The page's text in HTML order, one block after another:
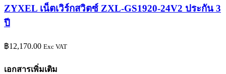
ZYXEL เน็ตเวิร์กสวิตซ์ ZXL-GS1920-24V2 ประกัน 3
ปี
฿12,170.00 Exc VAT
เอกสารเพิ่มเติม